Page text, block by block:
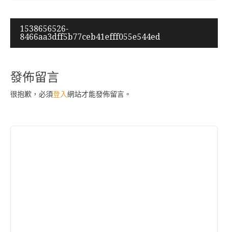
文
章
覽
1538656526-
8466aa3dff5b77ceb41efff055e544ed
發佈留言
很抱歉，必須登入網站才能發佈留言。